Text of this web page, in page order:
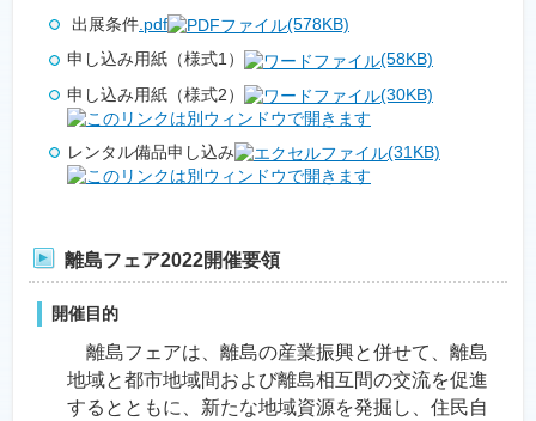
出展条件.pdf
(578KB)
申し込み用紙（様式1）
(58KB)
申し込み用紙（様式2）
(30KB)
レンタル備品申し込み (31KB)
離島フェア2022開催要領
開催目的
離島フェアは、離島の産業振興と併せて、離島
地域と都市地域間および離島相互間の交流を促進
するとともに、新たな地域資源を発掘し、住民自